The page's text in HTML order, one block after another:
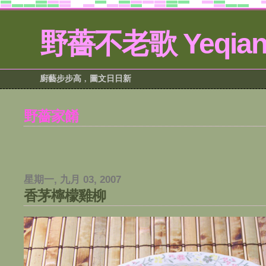
野薔不老歌
廚藝步步高﹐圖文日日新
野薔家餚
星期一, 九月 03, 2007
香茅檸檬雞柳